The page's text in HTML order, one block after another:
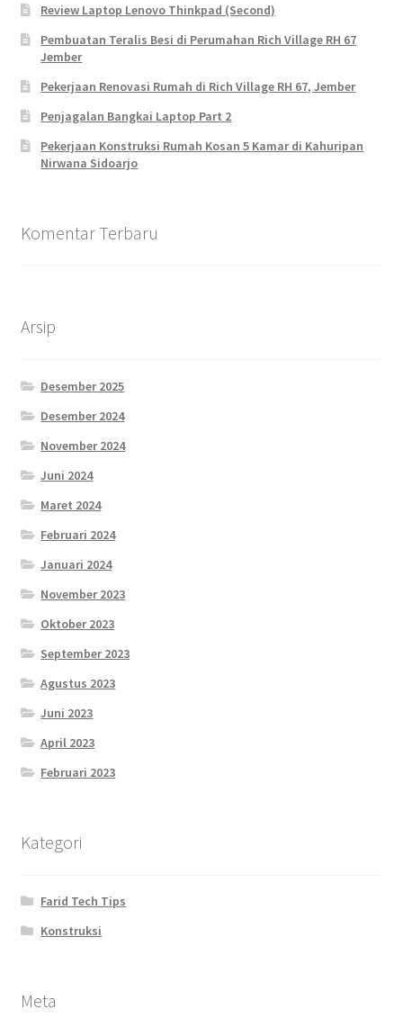
Review Laptop Lenovo Thinkpad (Second)
Pembuatan Teralis Besi di Perumahan Rich Village RH 67
Jember
Pekerjaan Renovasi Rumah di Rich Village RH 67, Jember
Penjagalan Bangkai Laptop Part 2
Pekerjaan Konstruksi Rumah Kosan 5 Kamar di Kahuripan
Nirwana Sidoarjo
Komentar Terbaru
Arsip
Desember 2025
Desember 2024
November 2024
Juni 2024
Maret 2024
Februari 2024
Januari 2024
November 2023
Oktober 2023
September 2023
Agustus 2023
Juni 2023
April 2023
Februari 2023
Kategori
Farid Tech Tips
Konstruksi
Meta